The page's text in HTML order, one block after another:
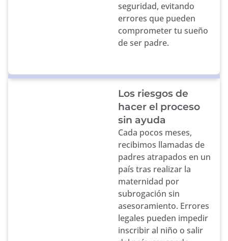
seguridad, evitando
errores que pueden
comprometer tu sueño
de ser padre.
Los riesgos de
hacer el proceso
sin ayuda
Cada pocos meses,
recibimos llamadas de
padres atrapados en un
país tras realizar la
maternidad por
subrogación sin
asesoramiento. Errores
legales pueden impedir
inscribir al niño o salir